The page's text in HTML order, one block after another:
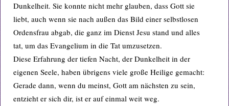
Dunkelheit. Sie konnte nicht mehr glauben, dass Gott sie
liebt, auch wenn sie nach außen das Bild einer selbstlosen
Ordensfrau abgab, die ganz im Dienst Jesu stand und alles
tat, um das Evangelium in die Tat umzusetzen.
Diese Erfahrung der tiefen Nacht, der Dunkelheit in der
eigenen Seele, haben übrigens viele große Heilige gemacht:
Gerade dann, wenn du meinst, Gott am nächsten zu sein,
entzieht er sich dir, ist er auf einmal weit weg.